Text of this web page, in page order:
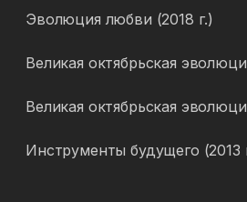
Эволюция любви (2018 г.)
Великая октябрьская
Великая октябрьская
Инструменты будущего (2013